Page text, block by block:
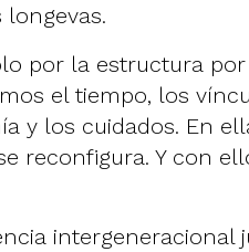
por la estructura por
el tiempo, los
y los cuidados. En
reconfigura. Y con
intergeneracional